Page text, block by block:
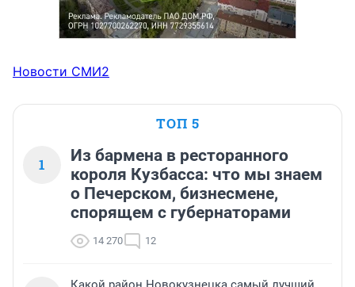
Новости СМИ2
ТОП 5
1
Из бармена в ресторанного
короля Кузбасса: что мы знаем
о Печерском, бизнесмене,
спорящем с губернаторами
14 270 12